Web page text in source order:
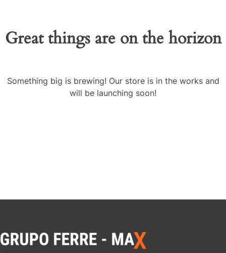
Great things are on the horizon
Something big is brewing! Our store is in the works and
will be launching soon!